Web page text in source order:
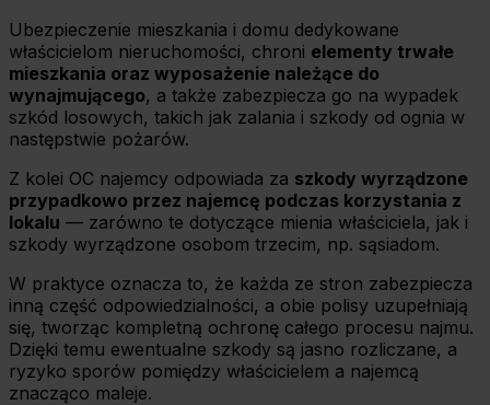
Ubezpieczenie mieszkania i domu dedykowane
właścicielom nieruchomości, chroni elementy trwałe
mieszkania oraz wyposażenie należące do
wynajmującego, a także zabezpiecza go na wypadek
szkód losowych, takich jak zalania i szkody od ognia w
następstwie pożarów.
Z kolei OC najemcy odpowiada za szkody wyrządzone
przypadkowo przez najemcę podczas korzystania z
lokalu — zarówno te dotyczące mienia właściciela, jak i
szkody wyrządzone osobom trzecim, np. sąsiadom.
W praktyce oznacza to, że każda ze stron zabezpiecza
inną część odpowiedzialności, a obie polisy uzupełniają
się, tworząc kompletną ochronę całego procesu najmu.
Dzięki temu ewentualne szkody są jasno rozliczane, a
ryzyko sporów pomiędzy właścicielem a najemcą
znacząco maleje.